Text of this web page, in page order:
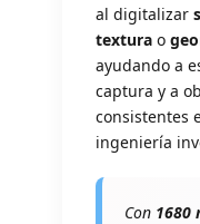
al digitalizar
textura o
ayudando a
captura y a
consistentes
ingeniería
Con 1680